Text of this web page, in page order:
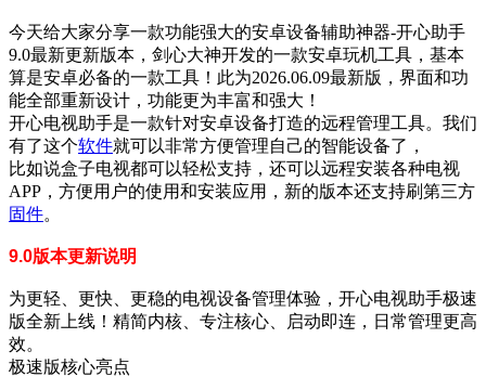
今天给大家分享一款功能强大的安卓设备辅助神器-开心助手
9.0最新更新版本，剑心大神开发的一款安卓玩机工具，基本
算是安卓必备的一款工具 ！此为2026.06.09最新版，界面和功
能全部重新设计，功能更为丰富和强大！
开心电视助手是一款针对安卓设备打造的远程管理工具。我们
有了这个软件就可以非常方便管理自己的智能设备了，
比如说盒子电视都可以轻松支持，还可以远程安装各种电视
APP，方便用户的使用和安装应用，新的版本还支持刷第三方
固件。
9.0版本更新说明
为更轻、更快、更稳的电视设备管理体验，开心电视助手极速
版全新上线！精简内核、专注核心、启动即连，日常管理更高
效。
极速版核心亮点